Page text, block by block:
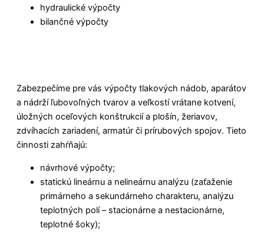
hydraulické výpočty
bilančné výpočty
Zabezpečíme pre vás výpočty tlakových nádob, aparátov
a nádrží ľubovoľných tvarov a veľkostí vrátane kotvení,
úložných oceľových konštrukcií a plošín, žeriavov,
zdvíhacích zariadení, armatúr či prírubových spojov. Tieto
činnosti zahŕňajú:
návrhové výpočty;
statickú lineárnu a nelineárnu analýzu (zaťaženie
primárneho a sekundárneho charakteru, analýzu
teplotných polí – stacionárne a nestacionárne,
teplotné šoky);